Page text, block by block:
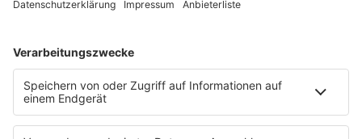
Exmatrikulation?
Welche Möglichkeiten gibt es nach
einem Studienabbruch?